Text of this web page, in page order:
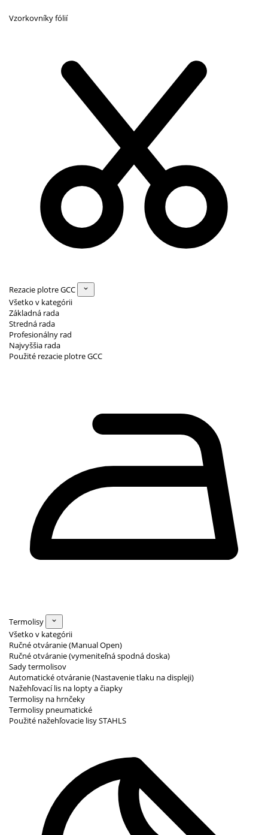
Vzorkovníky fólií
Rezacie plotre GCC
Všetko v kategórii
Základná rada
Stredná rada
Profesionálny rad
Najvyššia rada
Použité rezacie plotre GCC
Termolisy
Všetko v kategórii
Ručné otváranie (Manual Open)
Ručné otváranie (vymeniteľná spodná doska)
Sady termolisov
Automatické otváranie (Nastavenie tlaku na displeji)
Nažehľovací lis na lopty a čiapky
Termolisy na hrnčeky
Termolisy pneumatické
Použité nažehľovacie lisy STAHLS